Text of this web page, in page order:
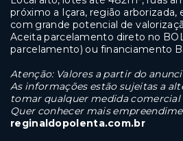
próximo a Içara, região arborizada,
com grande potencial de
Aceita parcelamento direto no
parcelamento) ou financiamento
Atenção: Valores a partir do
As informações estão sujeitas a
tomar qualquer medida
Quer conhecer mais
reginaldopolenta.com.br